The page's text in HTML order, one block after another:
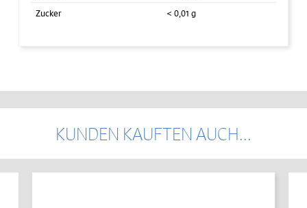
Zucker
< 0,01 g
KUNDEN KAUFTEN AUCH...